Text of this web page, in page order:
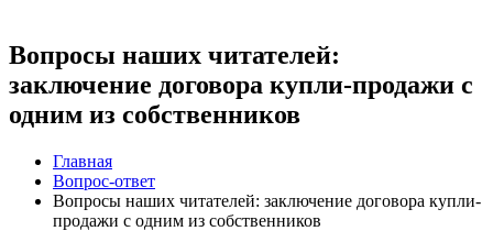
Вопросы наших читателей:
заключение договора купли-продажи с
одним из собственников
Главная
Вопрос-ответ
Вопросы наших читателей: заключение договора купли-
продажи с одним из собственников